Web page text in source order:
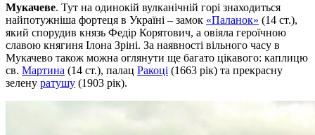
Мукачеве. Тут на одинокій вулканічній горі знаходиться
найпотужніша фортеця в Україні – замок «Паланок» (14 ст.),
який спорудив князь Федір Корятович, а овіяла героїчною
славою княгиня Ілона Зріні. За наявності вільного часу в
Мукачево також можна оглянути ще багато цікавого: каплицю
св. Мартина (14 ст.), палац Ракоці (1663 рік) та прекрасну
зелену ратушу (1903 рік).